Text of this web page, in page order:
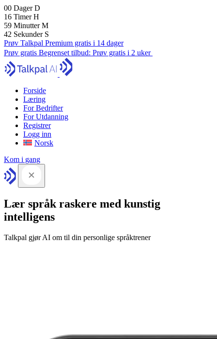
00 DagerD
16 TimerH
59 MinutterM
41 Sekunder S
Prøv Talkpal Premium gratis i 14 dager
Prøv gratis Begrenset tilbud: Prøv gratis i 2 uker
Forside
Læring
For Bedrifter
For Utdanning
Registrer
Logg inn
Norsk
Kom i gang
Lær språk raskere med kunstig
intelligens
Talkpal gjør AI om til din personlige språktrener